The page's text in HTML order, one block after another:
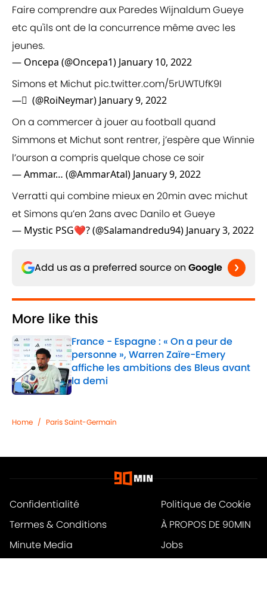
Faire comprendre aux Paredes Wijnaldum Gueye
etc qu'ils ont de la concurrence même avec les
jeunes.
— Oncepa (@Oncepa1) January 10, 2022
Simons et Michut pic.twitter.com/5rUWTUfK9I
— ً (@RoiNeymar) January 9, 2022
On a commercer à jouer au football quand
Simmons et Michut sont rentrer, j’espère que Winnie
l’ourson a compris quelque chose ce soir
— Ammar… (@AmmarAtal) January 9, 2022
Verratti qui combine mieux en 20min avec michut
et Simons qu’en 2ans avec Danilo et Gueye
— Mystic PSG❤️? (@Salamandredu94) January 3, 2022
Add us as a preferred source on Google
More like this
France - Espagne : « On a peur de
personne », Warren Zaïre-Emery
affiche les ambitions des Bleus avant
la demi
Published by on Invalid Date
Home / Paris Saint-Germain
Confidentialité
Politique de Cookie
Termes & Conditions
À PROPOS DE 90MIN
Minute Media
Jobs